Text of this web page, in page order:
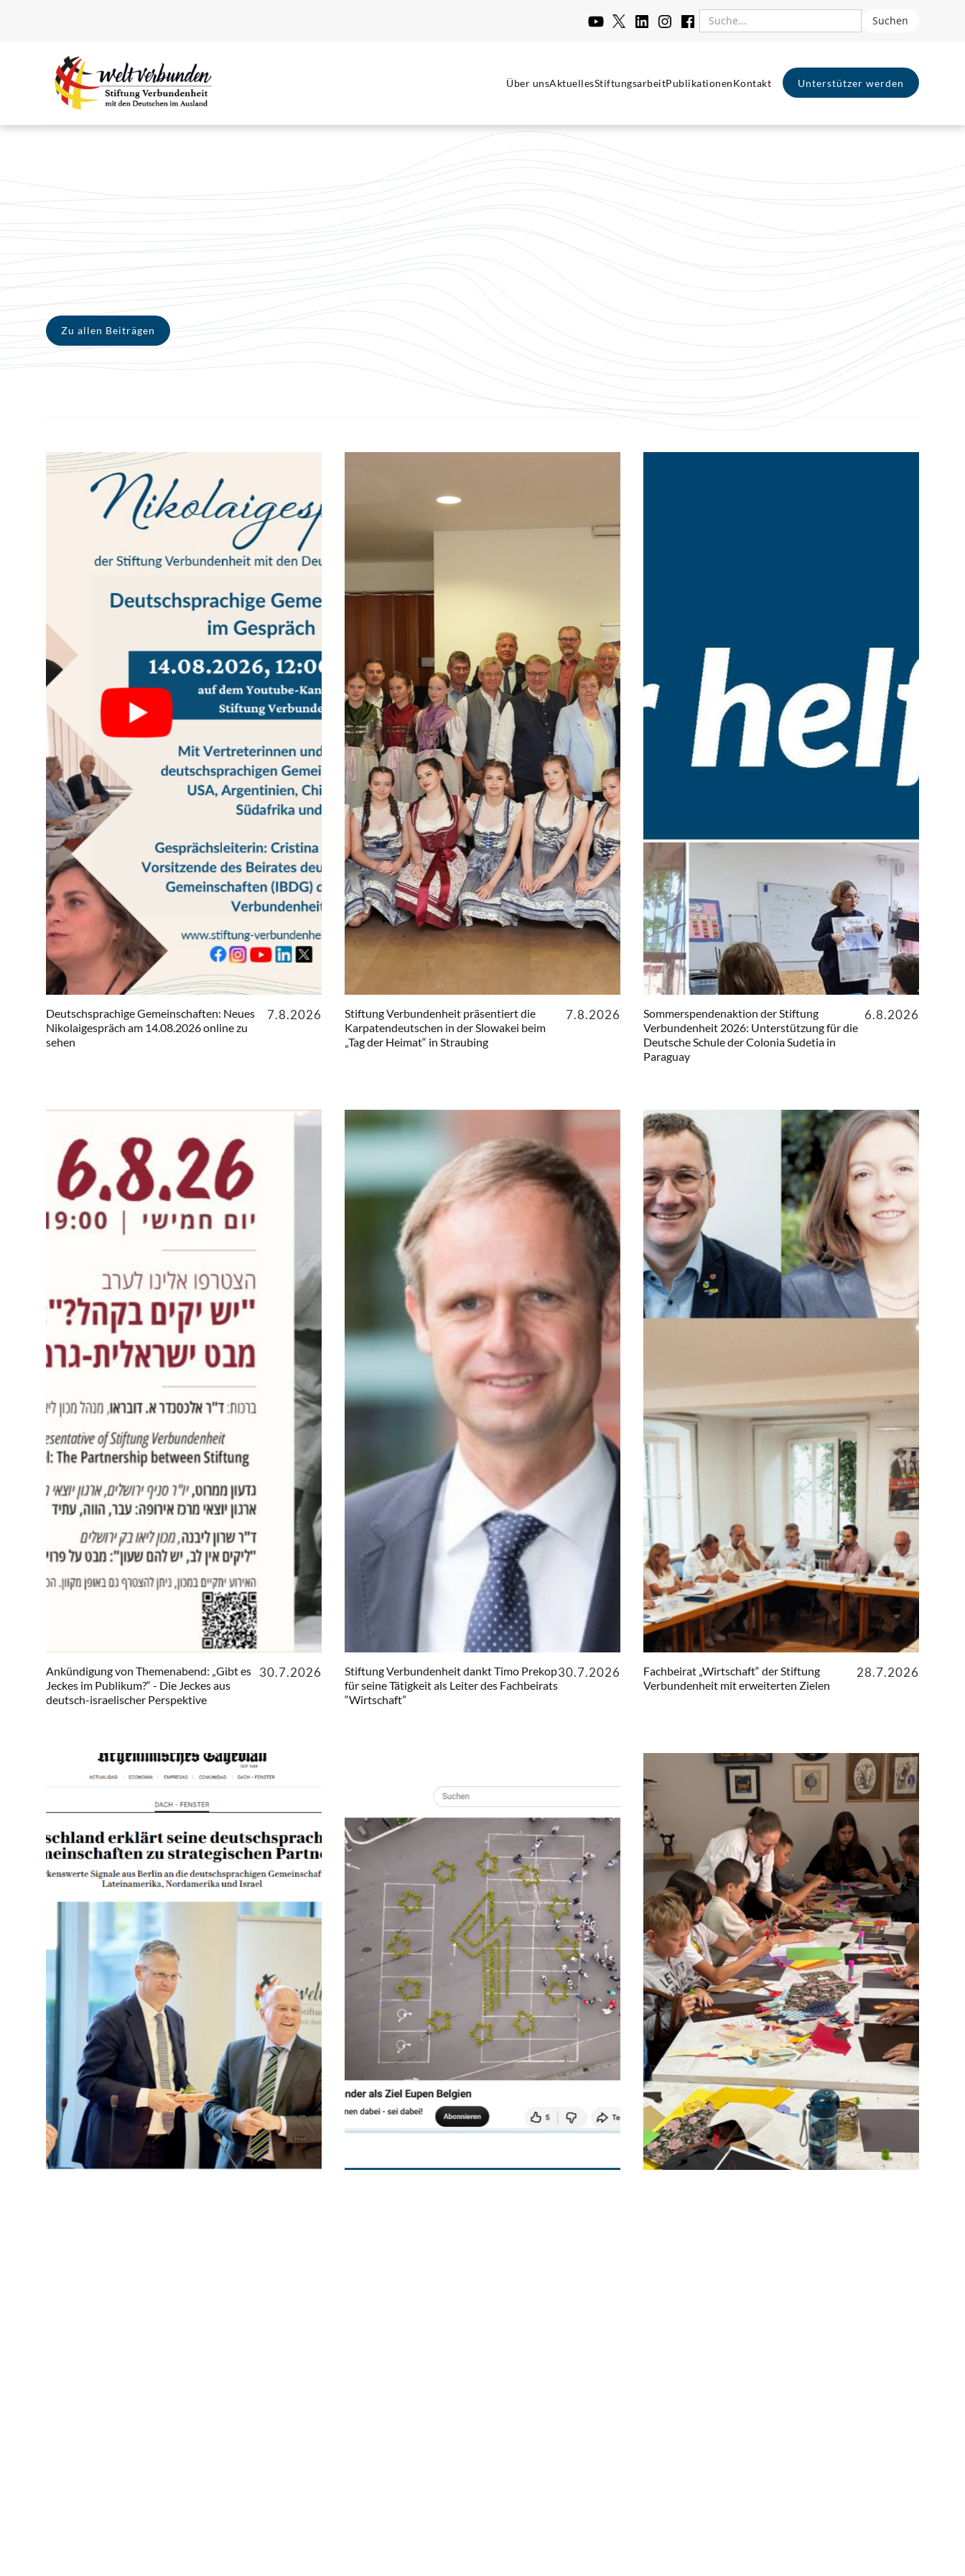
Über unsAktuellesStiftungsarbeitPublikationenKontakt Unterstützer werden
Zu allen Beiträgen
Deutschsprachige Gemeinschaften: Neues
Nikolaigespräch am 14.08.2026 online zu
sehen
7.8.2026
Stiftung Verbundenheit präsentiert die
Karpatendeutschen in der Slowakei beim
„Tag der Heimat“ in Straubing
7.8.2026
Sommerspendenaktion der Stiftung
Verbundenheit 2026: Unterstützung für die
Deutsche Schule der Colonia Sudetia in
Paraguay
6.8.2026
Ankündigung von Themenabend: „Gibt es
Jeckes im Publikum?“ - Die Jeckes aus
deutsch-israelischer Perspektive
30.7.2026
Stiftung Verbundenheit dankt Timo Prekop
für seine Tätigkeit als Leiter des Fachbeirats
“Wirtschaft”
30.7.2026
Fachbeirat „Wirtschaft“ der Stiftung
Verbundenheit mit erweiterten Zielen
28.7.2026